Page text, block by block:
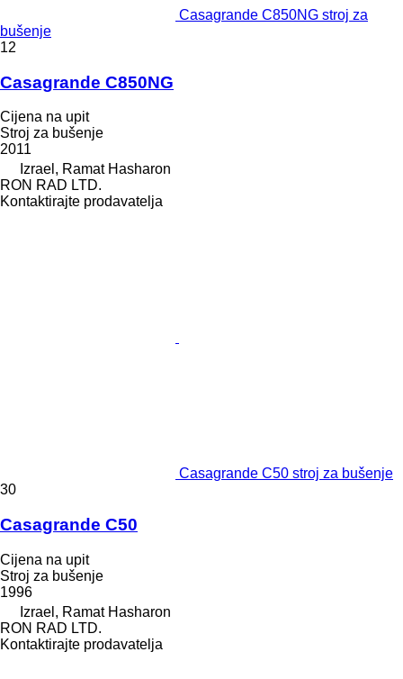
Casagrande C850NG stroj za
bušenje
12
Casagrande C850NG
Cijena na upit
Stroj za bušenje
2011
Izrael, Ramat Hasharon
RON RAD LTD.
Kontaktirajte prodavatelja
Casagrande C50 stroj za bušenje
30
Casagrande C50
Cijena na upit
Stroj za bušenje
1996
Izrael, Ramat Hasharon
RON RAD LTD.
Kontaktirajte prodavatelja